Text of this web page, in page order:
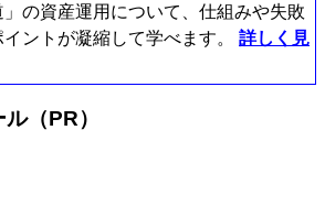
の資産運用について、仕組みや失敗
ントが凝縮して学べます。 詳しく見
（PR）